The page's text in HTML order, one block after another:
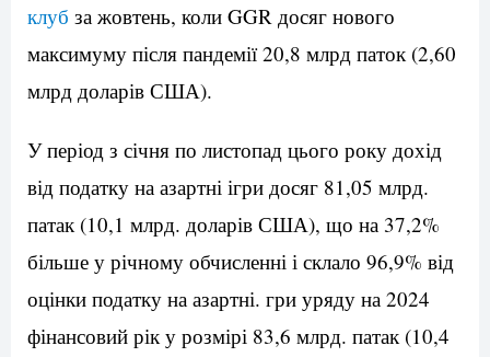
клуб за жовтень, коли GGR досяг нового
максимуму після пандемії 20,8 млрд паток (2,60
млрд доларів США).
У період з січня по листопад цього року дохід
від податку на азартні ігри досяг 81,05 млрд.
патак (10,1 млрд. доларів США), що на 37,2%
більше у річному обчисленні і склало 96,9% від
оцінки податку на азартні. гри уряду на 2024
фінансовий рік у розмірі 83,6 млрд. патак (10,4